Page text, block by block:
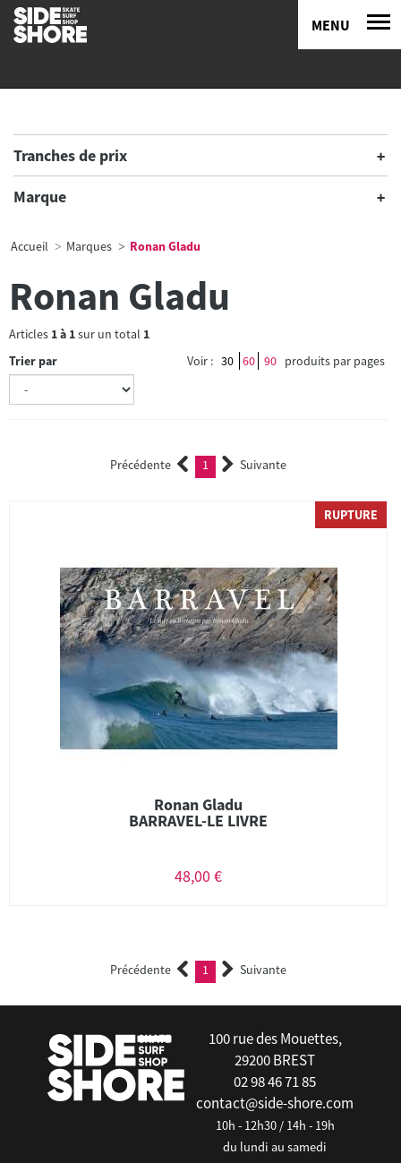
MENU
Tranches de prix
Marque
Accueil Marques Ronan Gladu
Ronan Gladu
Articles 1à 1sur un total 1
Trier par
Voir : 30 60 90 produits par pages
Précédente 1 (current)Suivante
RUPTURE
Ronan Gladu
BARRAVEL-LE LIVRE
48,00 €
Précédente 1 (current)Suivante
100 rue des Mouettes,
29200 BREST
02 98 46 71 85
contact@side-shore.com
10h - 12h30 / 14h - 19h
du lundi au samedi